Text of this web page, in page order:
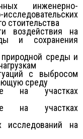
инженерно-
стоительства
воздействия на
и сохранения
среды и
с выбросом
среду
на участках
на участках
исследований на